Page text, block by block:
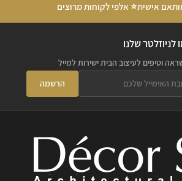
אישית⭐ אלפי לקוחות מרוצים
לניוזלטר שלנו
וטיפים לעיצוב הבית ישירות למייל
הרשמה